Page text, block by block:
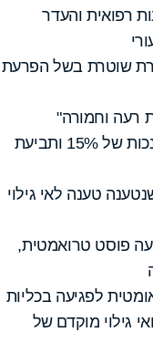
רפואית והעדר
שוטרת בשל הפרעת
רעה וחמורה"
הכרה בזכאות לרכב רפואי בדרגת נכות של 15% ותביעת
טענה לאי גילוי
פוסט טרואמטית,
לפגיעה בכליות
גילוי מוקדם של